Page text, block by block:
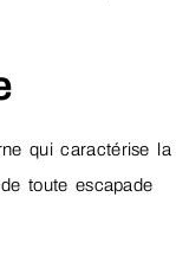
qui caractérise la
toute escapade